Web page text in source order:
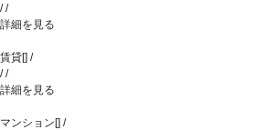
//
詳細を見る
賃貸[] /
//
詳細を見る
マンション[] /